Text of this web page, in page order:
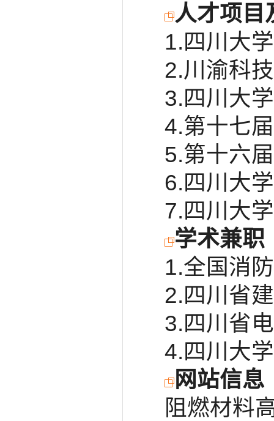
人才项目
1.四川大
2.川渝科
3.四川大
4.第十七
5.第十六
6.四川大
7.四川大
学术兼职
1.全国消
2.四川省
3.四川省
4.四川大
网站信息
阻燃材料